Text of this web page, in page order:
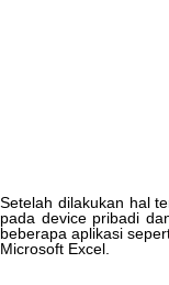
Setelah dilakukan hal
pada device pribadi
beberapa aplikasi
Microsoft Excel